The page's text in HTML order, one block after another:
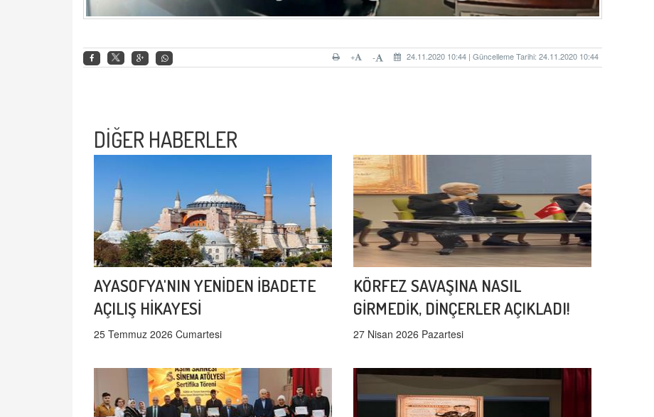
24.11.2020 10:44 | Güncelleme Tarihi: 24.11.2020 10:44
-
+
DİĞER HABERLER
AYASOFYA'NIN YENİDEN İBADETE
AÇILIŞ HİKAYESİ
25 Temmuz 2026 Cumartesi
KÖRFEZ SAVAŞINA NASIL
GİRMEDİK, DİNÇERLER AÇIKLADI!
27 Nisan 2026 Pazartesi